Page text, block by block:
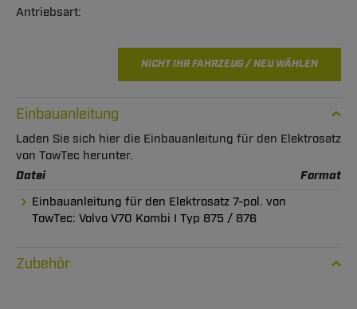
NICHT IHR FAHRZEUG / NEU WÄHLEN
Einbauanleitung
Laden Sie sich hier die Einbauanleitung für den Elektrosatz
von TowTec herunter.
Datei Format
Einbauanleitung für den Elektrosatz 7-pol. von
TowTec: Volvo V70 Kombi I Typ 875 / 876
Zubehör